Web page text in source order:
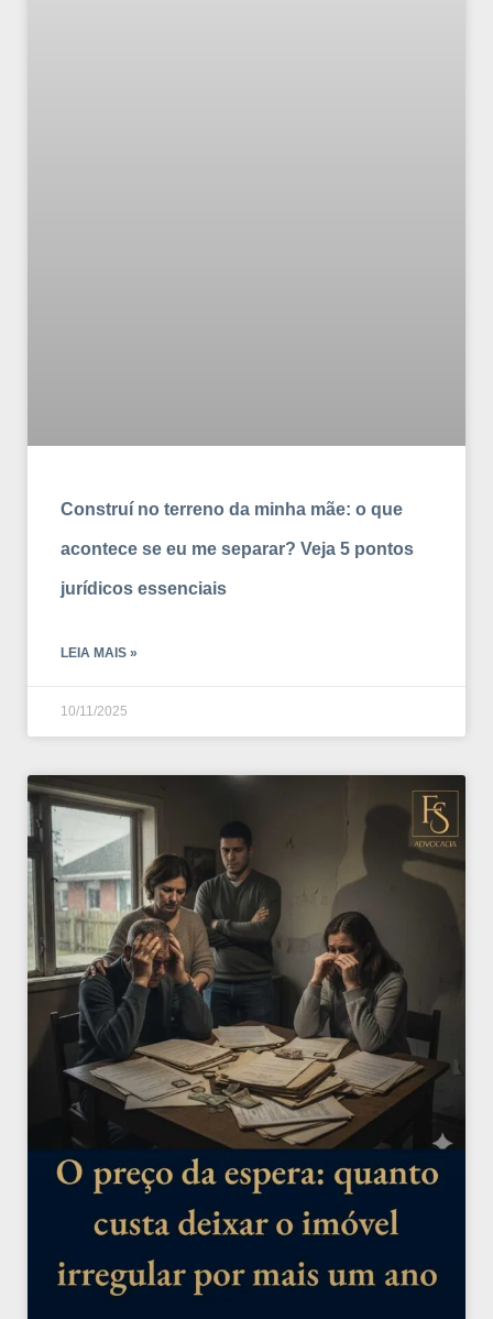
Construí no terreno da minha mãe: o que
acontece se eu me separar? Veja 5 pontos
jurídicos essenciais
LEIA MAIS »
10/11/2025